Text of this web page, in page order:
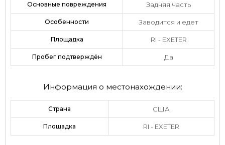
Основные повреждения Задняя часть
Особенности Заводится и едет
Площадка RI - EXETER
Пробег подтверждён Да
Информация о местонахождении:
Страна США
Площадка RI - EXETER